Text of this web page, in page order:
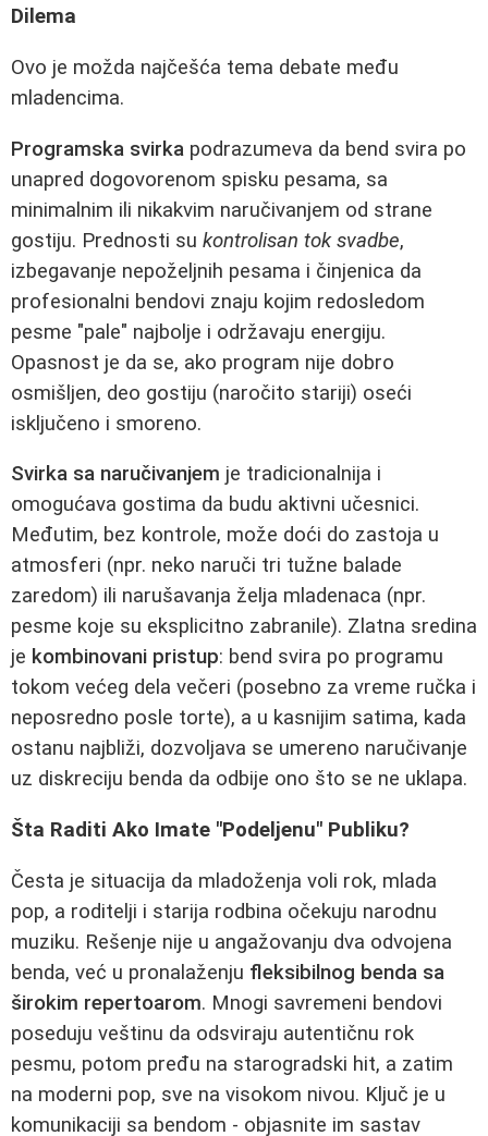
Dilema
Ovo je možda najčešća tema debate među
mladencima.
Programska svirka podrazumeva da bend svira po
unapred dogovorenom spisku pesama, sa
minimalnim ili nikakvim naručivanjem od strane
gostiju. Prednosti su kontrolisan tok svadbe,
izbegavanje nepoželjnih pesama i činjenica da
profesionalni bendovi znaju kojim redosledom
pesme "pale" najbolje i održavaju energiju.
Opasnost je da se, ako program nije dobro
osmišljen, deo gostiju (naročito stariji) oseći
isključeno i smoreno.
Svirka sa naručivanjem je tradicionalnija i
omogućava gostima da budu aktivni učesnici.
Međutim, bez kontrole, može doći do zastoja u
atmosferi (npr. neko naruči tri tužne balade
zaredom) ili narušavanja želja mladenaca (npr.
pesme koje su eksplicitno zabranile). Zlatna sredina
je kombinovani pristup: bend svira po programu
tokom većeg dela večeri (posebno za vreme ručka i
neposredno posle torte), a u kasnijim satima, kada
ostanu najbliži, dozvoljava se umereno naručivanje
uz diskreciju benda da odbije ono što se ne uklapa.
Šta Raditi Ako Imate "Podeljenu" Publiku?
Česta je situacija da mladoženja voli rok, mlada
pop, a roditelji i starija rodbina očekuju narodnu
muziku. Rešenje nije u angažovanju dva odvojena
benda, već u pronalaženju fleksibilnog benda sa
širokim repertoarom. Mnogi savremeni bendovi
poseduju veštinu da odsviraju autentičnu rok
pesmu, potom pređu na starogradski hit, a zatim
na moderni pop, sve na visokom nivou. Ključ je u
komunikaciji sa bendom - objasnite im sastav